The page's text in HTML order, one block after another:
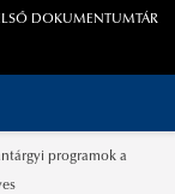
DOKUMENTUMTÁR
programok a